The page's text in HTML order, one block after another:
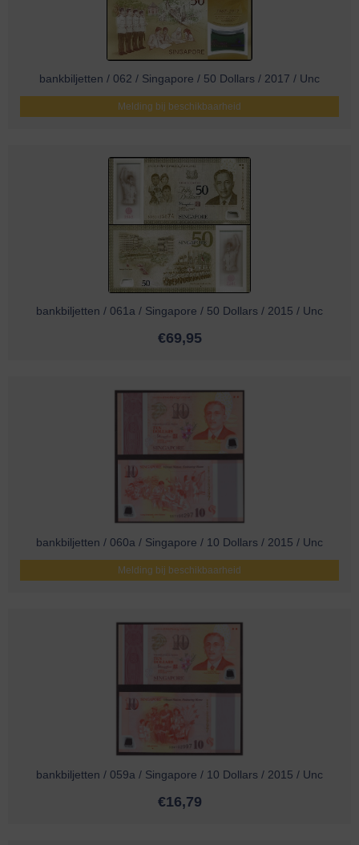
bankbiljetten / 062 / Singapore / 50 Dollars / 2017 / Unc
Melding bij beschikbaarheid
bankbiljetten / 061a / Singapore / 50 Dollars / 2015 / Unc
€69,95
bankbiljetten / 060a / Singapore / 10 Dollars / 2015 / Unc
Melding bij beschikbaarheid
bankbiljetten / 059a / Singapore / 10 Dollars / 2015 / Unc
€16,79